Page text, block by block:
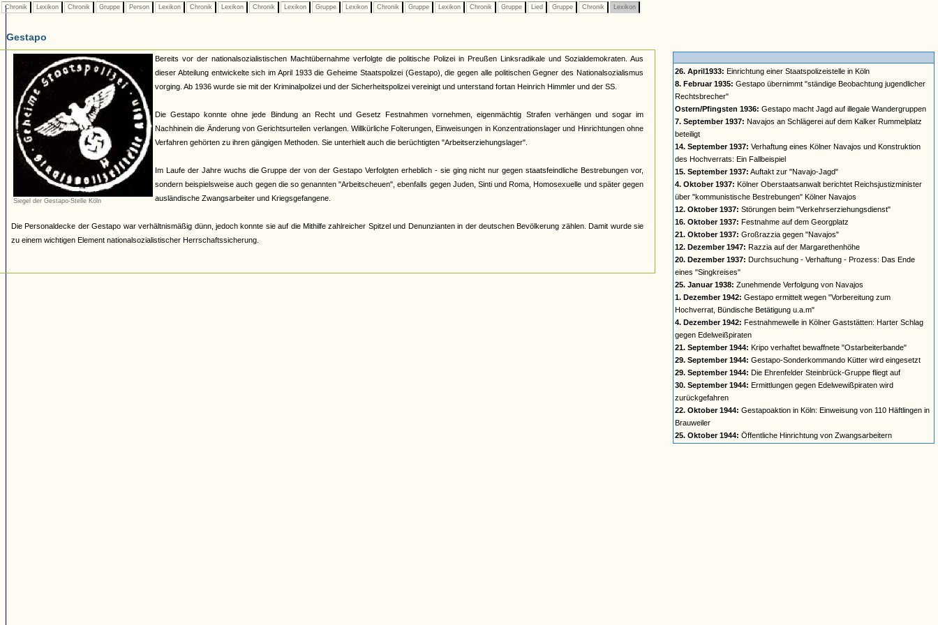
Chronik Lexikon Chronik Gruppe Person Lexikon Chronik Lexikon Chronik Lexikon Gruppe Lexikon Chronik Gruppe Lexikon Chronik Gruppe Lied Gruppe Chronik Lexikon
Gestapo
Siegel der Gestapo-Stelle Köln
Bereits vor der nationalsozialistischen Machtübernahme verfolgte die politische Polizei in Preußen Linksradikale und Sozialdemokraten. Aus
dieser Abteilung entwickelte sich im April 1933 die Geheime Staatspolizei (Gestapo), die gegen alle politischen Gegner des Nationalsozialismus
vorging. Ab 1936 wurde sie mit der Kriminalpolizei und der Sicherheitspolizei vereinigt und unterstand fortan Heinrich Himmler und der SS.
Die Gestapo konnte ohne jede Bindung an Recht und Gesetz Festnahmen vornehmen, eigenmächtig Strafen verhängen und sogar im
Nachhinein die Änderung von Gerichtsurteilen verlangen. Willkürliche Folterungen, Einweisungen in Konzentrationslager und Hinrichtungen ohne
Verfahren gehörten zu ihren gängigen Methoden. Sie unterhielt auch die berüchtigten "Arbeitserziehungslager".
Im Laufe der Jahre wuchs die Gruppe der von der Gestapo Verfolgten erheblich - sie ging nicht nur gegen staatsfeindliche Bestrebungen vor,
sondern beispielsweise auch gegen die so genannten "Arbeitscheuen", ebenfalls gegen Juden, Sinti und Roma, Homosexuelle und später gegen
ausländische Zwangsarbeiter und Kriegsgefangene.
Die Personaldecke der Gestapo war verhältnismäßig dünn, jedoch konnte sie auf die Mithilfe zahlreicher Spitzel und Denunzianten in der deutschen Bevölkerung zählen. Damit wurde sie
zu einem wichtigen Element nationalsozialistischer Herrschaftssicherung.
26. April1933: Einrichtung einer Staatspolizeistelle in Köln
8. Februar 1935: Gestapo übernimmt "ständige Beobachtung jugendlicher
Rechtsbrecher"
Ostern/Pfingsten 1936: Gestapo macht Jagd auf illegale Wandergruppen
7. September 1937: Navajos an Schlägerei auf dem Kalker Rummelplatz
beteiligt
14. September 1937: Verhaftung eines Kölner Navajos und Konstruktion
des Hochverrats: Ein Fallbeispiel
15. September 1937: Auftakt zur "Navajo-Jagd"
4. Oktober 1937: Kölner Oberstaatsanwalt berichtet Reichsjustizminister
über "kommunistische Bestrebungen" Kölner Navajos
12. Oktober 1937: Störungen beim "Verkehrserziehungsdienst"
16. Oktober 1937: Festnahme auf dem Georgplatz
21. Oktober 1937: Großrazzia gegen "Navajos"
12. Dezember 1947: Razzia auf der Margarethenhöhe
20. Dezember 1937: Durchsuchung - Verhaftung - Prozess: Das Ende
eines "Singkreises"
25. Januar 1938: Zunehmende Verfolgung von Navajos
1. Dezember 1942: Gestapo ermittelt wegen "Vorbereitung zum
Hochverrat, Bündische Betätigung u.a.m"
4. Dezember 1942: Festnahmewelle in Kölner Gaststätten: Harter Schlag
gegen Edelweißpiraten
21. September 1944: Kripo verhaftet bewaffnete "Ostarbeiterbande"
29. September 1944: Gestapo-Sonderkommando Kütter wird eingesetzt
29. September 1944: Die Ehrenfelder Steinbrück-Gruppe fliegt auf
30. September 1944: Ermittlungen gegen Edelwewißpiraten wird
zurückgefahren
22. Oktober 1944: Gestapoaktion in Köln: Einweisung von 110 Häftlingen in
Brauweiler
25. Oktober 1944: Öffentliche Hinrichtung von Zwangsarbeitern